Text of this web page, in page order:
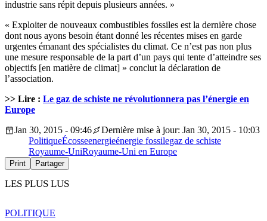
industrie sans répit depuis plusieurs années. »
« Exploiter de nouveaux combustibles fossiles est la dernière chose
dont nous ayons besoin étant donné les récentes mises en garde
urgentes émanant des spécialistes du climat. Ce n’est pas non plus
une mesure responsable de la part d’un pays qui tente d’atteindre ses
objectifs [en matière de climat] » conclut la déclaration de
l’association.
>> Lire : Le gaz de schiste ne révolutionnera pas l’énergie en
Europe
Jan 30, 2015 - 09:46
Dernière mise à jour: Jan 30, 2015 - 10:03
PolitiqueÉcosseenergieénergie fossilegaz de schiste
Royaume-UniRoyaume-Uni en Europe
Print Partager
LES PLUS LUS
POLITIQUE